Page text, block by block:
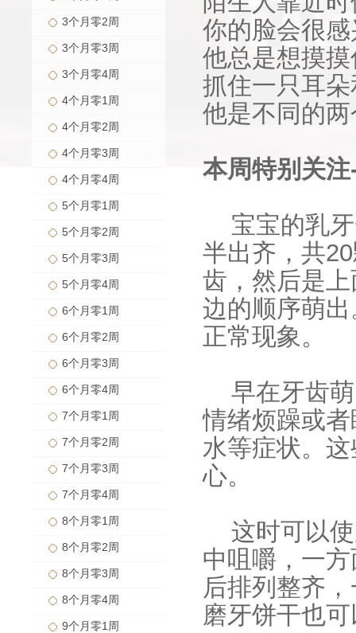
3个月零2周
3个月零3周
3个月零4周
4个月零1周
4个月零2周
4个月零3周
4个月零4周
5个月零1周
5个月零2周
5个月零3周
5个月零4周
6个月零1周
6个月零2周
6个月零3周
6个月零4周
7个月零1周
7个月零2周
7个月零3周
7个月零4周
8个月零1周
8个月零2周
8个月零3周
8个月零4周
9个月零1周
你的脸会很
他总是想摸
抓住一只耳
他是不同的
本周特别关
宝宝的乳
半出齐，共
齿，然后是
边的顺序萌
正常现象。
早在牙齿
情绪烦躁或
水等症状。
心。
这时可以
中咀嚼，一
后排列整齐
磨牙饼干也